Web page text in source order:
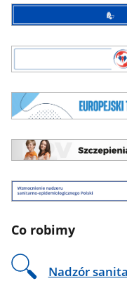
pobrania
Chronimy
zdrowie
myślą
o
Europejski
Tydzień
2025
Szczepienia
przeciw
HPV
Wzmocnienie
nadzoru
epidemiologicznego
Wzmocnienie
nadzoru
Co robimy
Nadzór